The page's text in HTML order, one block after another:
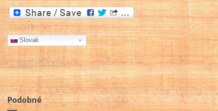
Slovak
Podobné